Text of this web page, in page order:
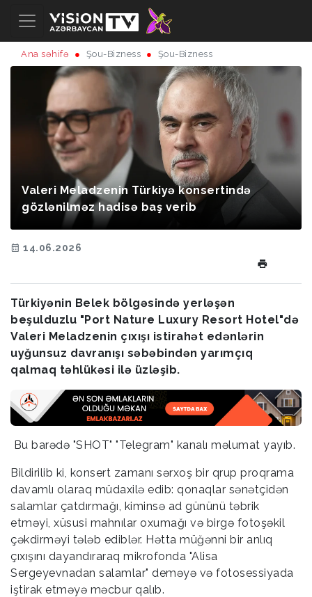
Ana səhifə Şou-Bizness Şou-Bizness
Valeri Meladzenin Türkiyə konsertində
gözlənilməz hadisə baş verib
14.06.2026
Türkiyənin Belek bölgəsində yerləşən
beşulduzlu "Port Nature Luxury Resort Hotel"də
Valeri Meladzenin çıxışı istirahət edənlərin
uyğunsuz davranışı səbəbindən yarımçıq
qalmaq təhlükəsi ilə üzləşib.
Bu barədə "SHOT" "Telegram" kanalı məlumat yayıb.
Bildirilib ki, konsert zamanı sərxoş bir qrup proqrama
davamlı olaraq müdaxilə edib: qonaqlar sənətçidən
salamlar çatdırmağı, kiminsə ad gününü təbrik
etməyi, xüsusi mahnılar oxumağı və birgə fotoşəkil
çəkdirməyi tələb ediblər. Hətta müğənni bir anlıq
çıxışını dayandıraraq mikrofonda "Alisa
Sergeyevnadan salamlar" deməyə və fotosessiyada
iştirak etməyə məcbur qalıb.